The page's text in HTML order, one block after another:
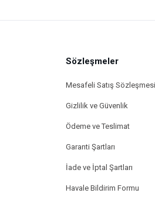
Sözleşmeler
Mesafeli Satış Sözleşmesi
Gizlilik ve Güvenlik
Ödeme ve Teslimat
Garanti Şartları
İade ve İptal Şartları
Havale Bildirim Formu